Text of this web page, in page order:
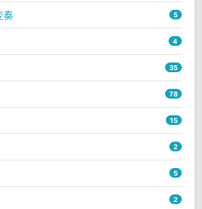
奏 5
4
35
78
15
2
5
2